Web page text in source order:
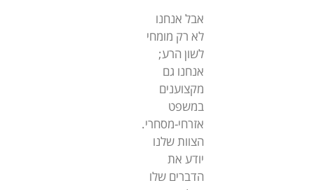
אבל אנחנו
לא רק מומחי
לשון הרע;
אנחנו גם
מקצוענים
במשפט
אזרחי-מסחרי.
הצוות שלנו
יודע את
הדברים שלו